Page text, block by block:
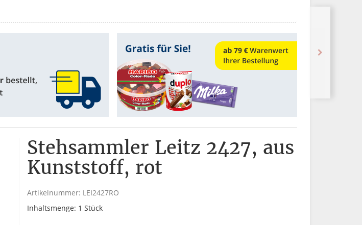
Stehsammler Leitz 2427, aus
Kunststoff, rot
Artikelnummer: LEI2427RO
Inhaltsmenge: 1 Stück